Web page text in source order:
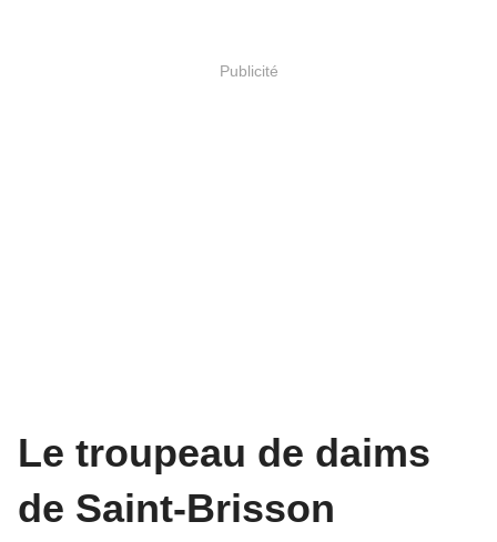
Publicité
Le troupeau de daims
de Saint-Brisson